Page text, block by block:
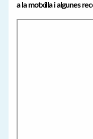
a la motxilla i algunes